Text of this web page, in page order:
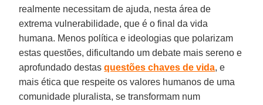
realmente necessitam de ajuda, nesta área de
extrema vulnerabilidade, que é o final da vida
humana. Menos política e ideologias que polarizam
estas questões, dificultando um debate mais sereno e
aprofundado destasquestões chaves de vida, e
mais ética que respeite os valores humanos de uma
comunidade pluralista, se transformam num